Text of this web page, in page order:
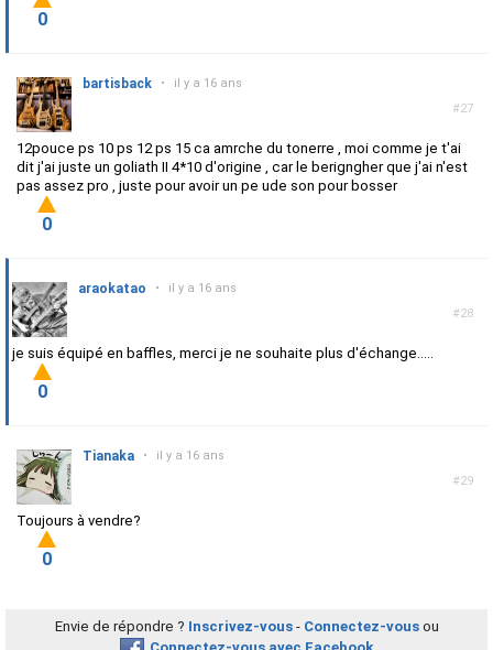
0
#27
bartisback • il y a 16 ans
12pouce ps 10 ps 12 ps 15 ca amrche du tonerre , moi comme je t'ai
dit j'ai juste un goliath II 4*10 d'origine , car le berigngher que j'ai n'est
pas assez pro , juste pour avoir un pe ude son pour bosser
0
#28
araokatao • il y a 16 ans
je suis équipé en baffles, merci je ne souhaite plus d'échange.....
0
#29
Tianaka • il y a 16 ans
Toujours à vendre?
0
Envie de répondre ? Inscrivez-vous- Connectez-vousou